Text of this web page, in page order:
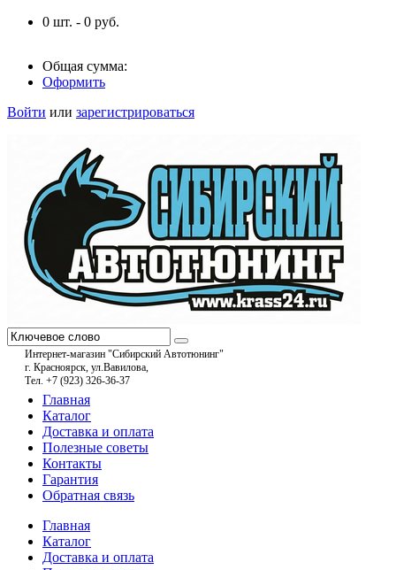
0 шт. - 0 руб.
Общая сумма:
Оформить
Войти или зарегистрироваться
Интернет-магазин "Сибирский Автотюнинг"
г. Красноярск, ул.Вавилова,
Тел. +7 (923) 326-36-37
Главная
Каталог
Доставка и оплата
Полезные советы
Контакты
Гарантия
Обратная связь
Главная
Каталог
Доставка и оплата